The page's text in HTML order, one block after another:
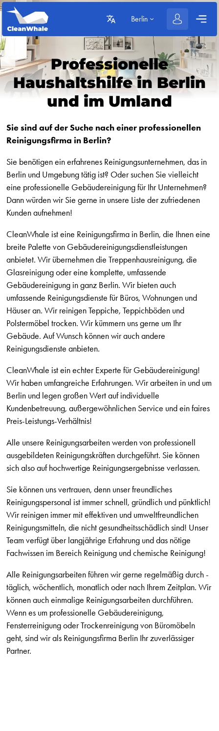
Berlin
Professionelle
Haushaltshilfe in Berlin
und im Umland
Sie sind auf der Suche nach einer professionellen
Reinigungsfirma in Berlin?
Sie benötigen ein erfahrenes Reinigungsunternehmen, das in
Berlin und Umgebung tätig ist? Oder suchen Sie vielleicht
eine professionelle Gebäudereinigung für Ihr Unternehmen?
Dann würden wir Sie gerne in unsere Liste der zufriedenen
Kunden aufnehmen!
CleanWhale ist eine Reinigungsfirma in Berlin, die Ihnen eine
breite Palette von Gebäudereinigungsdienstleistungen
anbietet. Wir übernehmen die Treppenhausreinigung, die
Glasreinigung oder eine komplette, umfassende
Gebäudereinigung in ganz Berlin. Wir bieten auch
umfassende Reinigungsdienste für Büros, Wohnungen und
Häuser an. Wir reinigen Teppiche, Teppichböden und
Polstermöbel trocken. Wir kümmern uns gerne um Ihr
Gebäude. Auf Wunsch können wir auch andere
Reinigungsdienste anbieten.
CleanWhale ist ein echter Experte für Gebäudereinigung!
Wir haben umfangreiche Erfahrungen. Wir arbeiten in und um
Berlin und legen großen Wert auf individuelle
Kundenbetreuung, außergewöhnlichen Service und ein faires
Preis-Leistungs-Verhältnis!
Alle unsere Reinigungsarbeiten werden von professionell
ausgebildeten Reinigungskräften durchgeführt. Sie können
sich also auf hochwertige Reinigungsergebnisse verlassen.
Sie können uns vertrauen, denn unser freundliches
Reinigungspersonal ist immer schnell, gründlich und pünktlich!
Wir reinigen immer mit effektiven und umweltfreundlichen
Reinigungsmitteln, die nicht gesundheitsschädlich sind! Unser
Team verfügt über langjährige Erfahrung und das nötige
Fachwissen im Bereich Reinigung und chemische Reinigung!
Alle Reinigungsarbeiten führen wir gerne regelmäßig durch -
täglich, wöchentlich, monatlich oder nach Ihrem Zeitplan. Wir
können auch einmalige Reinigungsarbeiten durchführen.
Wenn es um professionelle Gebäudereinigung,
Fensterreinigung oder Trockenreinigung von Büromöbeln
geht, sind wir als Reinigungsfirma Berlin Ihr zuverlässiger
Partner.